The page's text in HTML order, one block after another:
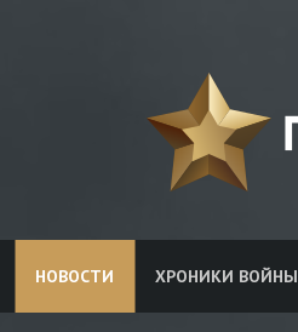
НОВОСТИ ХРОНИКИ ВОЙНЫ